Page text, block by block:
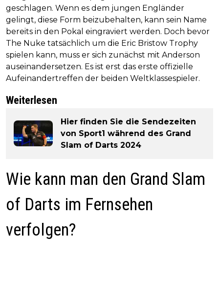
geschlagen. Wenn es dem jungen Engländer
gelingt, diese Form beizubehalten, kann sein Name
bereits in den Pokal eingraviert werden. Doch bevor
The Nuke tatsächlich um die Eric Bristow Trophy
spielen kann, muss er sich zunächst mit Anderson
auseinandersetzen. Es ist erst das erste offizielle
Aufeinandertreffen der beiden Weltklassespieler.
Weiterlesen
Hier finden Sie die Sendezeiten
von Sport1 während des Grand
Slam of Darts 2024
Wie kann man den Grand Slam
of Darts im Fernsehen
verfolgen?